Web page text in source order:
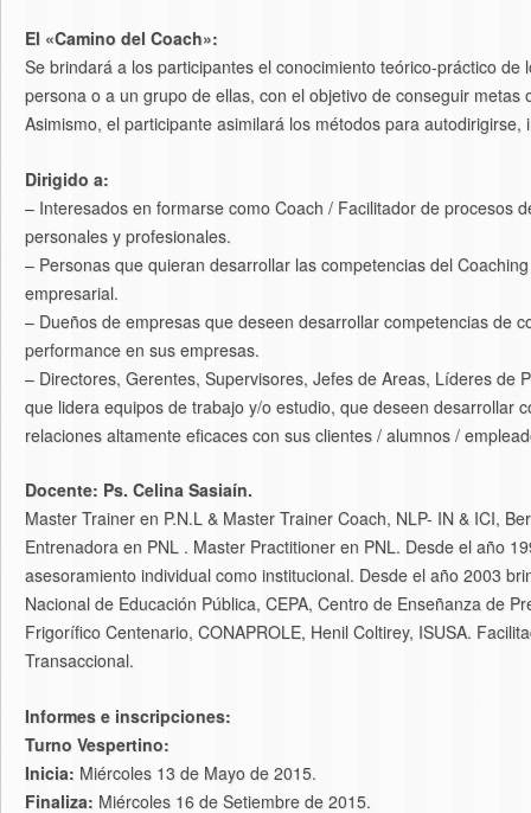
El «Camino del Coach»:
Se brindará a los participantes el conocimiento teórico-práctico
persona o a un grupo de ellas, con el objetivo de conseguir
Asimismo, el participante asimilará los métodos para
Dirigido a:
– Interesados en formarse como Coach / Facilitador de procesos
personales y profesionales.
– Personas que quieran desarrollar las competencias del
empresarial.
– Dueños de empresas que deseen desarrollar competencias de
performance en sus empresas.
– Directores, Gerentes, Supervisores, Jefes de Areas, Líderes de
que lidera equipos de trabajo y/o estudio, que deseen desarrollar
relaciones altamente eficaces con sus clientes / alumnos /
Docente: Ps. Celina Sasiaín.
Master Trainer en P.N.L & Master Trainer Coach, NLP- IN & ICI,
Entrenadora en PNL . Master Practitioner en PNL. Desde el año
asesoramiento individual como institucional. Desde el año 2003
Nacional de Educación Pública, CEPA, Centro de Enseñanza de
Frigorífico Centenario, CONAPROLE, Henil Coltirey, ISUSA.
Transaccional.
Informes e inscripciones:
Turno Vespertino:
Inicia: Miércoles 13 de Mayo de 2015.
Finaliza: Miércoles 16 de Setiembre de 2015.